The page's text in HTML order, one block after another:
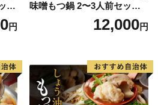
日
円
味噌もつ鍋 2〜3人前セット
山樹 国産 牛もつ ホルモン モ
ツ オンライン飲み会 ホーム
間
12,000円